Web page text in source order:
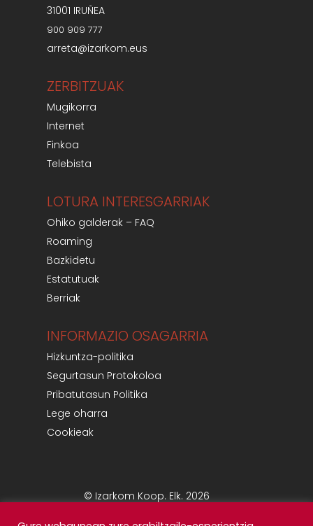
31001 IRUÑEA
900 909 777
arreta@izarkom.eus
ZERBITZUAK
Mugikorra
Internet
Finkoa
Telebista
LOTURA INTERESGARRIAK
Ohiko galderak – FAQ
Roaming
Bazkidetu
Estatutuak
Berriak
INFORMAZIO OSAGARRIA
Hizkuntza-politika
Segurtasun Protokoloa
Pribatutasun Politika
Lege oharra
Cookieak
© Izarkom Koop. Elk. 2026